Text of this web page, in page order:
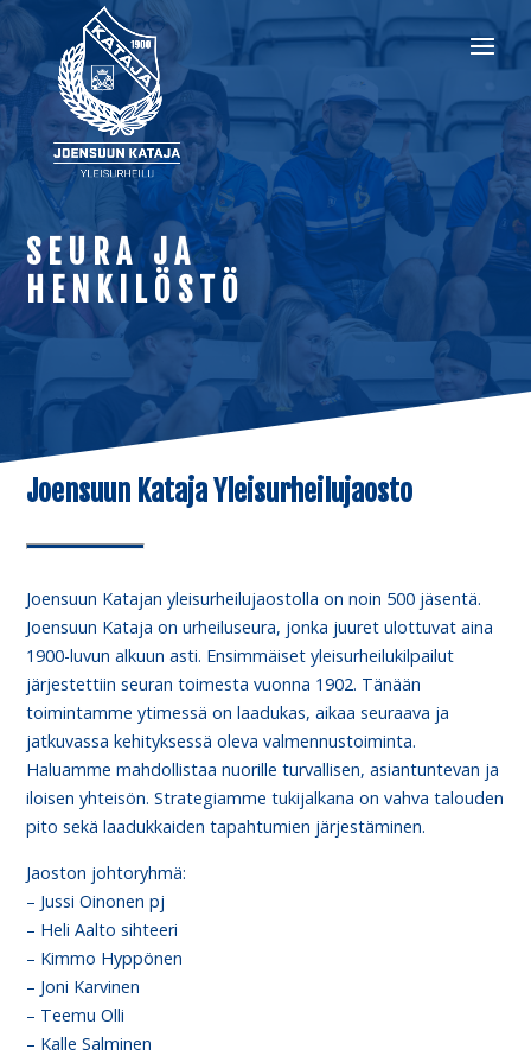
SEURA JA
HENKILÖSTÖ
Joensuun Kataja Yleisurheilujaosto
Joensuun Katajan yleisurheilujaostolla on noin 500 jäsentä.
Joensuun Kataja on urheiluseura, jonka juuret ulottuvat aina
1900-luvun alkuun asti. Ensimmäiset yleisurheilukilpailut
järjestettiin seuran toimesta vuonna 1902. Tänään
toimintamme ytimessä on laadukas, aikaa seuraava ja
jatkuvassa kehityksessä oleva valmennustoiminta.
Haluamme mahdollistaa nuorille turvallisen, asiantuntevan ja
iloisen yhteisön. Strategiamme tukijalkana on vahva talouden
pito sekä laadukkaiden tapahtumien järjestäminen.
Jaoston johtoryhmä:
– Jussi Oinonen pj
– Heli Aalto sihteeri
– Kimmo Hyppönen
– Joni Karvinen
– Teemu Olli
– Kalle Salminen